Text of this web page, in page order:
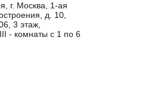
г. Москва, 1-ая
д. 10,
3 этаж,
- комнаты с 1 по 6